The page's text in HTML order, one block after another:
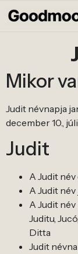
Mikor
Judit névnapja
december 10.,
Judit
A Judit
A Judit
A Judit
Juditu,
Ditta
Judit